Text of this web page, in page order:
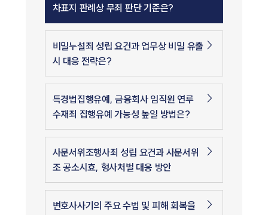
차표지 판례상 무죄 판단 기준은?
비밀누설죄 성립 요건과 업무상 비밀 유출
시 대응 전략은?
특경법집행유예, 금융회사 임직원 연루
수재죄 집행유예 가능성 높일 방법은?
사문서위조행사죄 성립 요건과 사문서위
조 공소시효, 형사처벌 대응 방안
변호사사기의 주요 수법 및 피해 회복을